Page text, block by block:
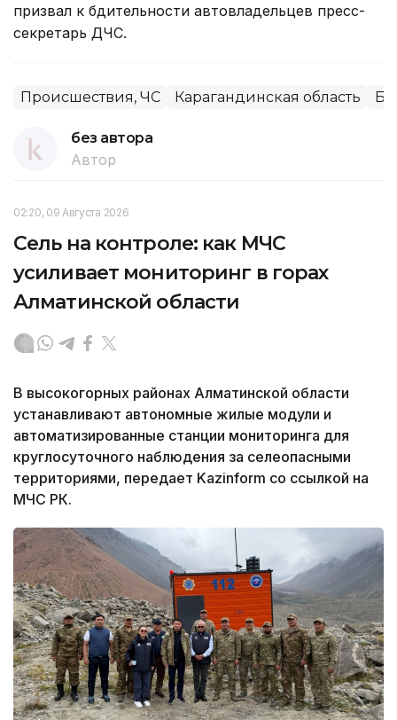
призвал к бдительности автовладельцев пресс-
секретарь ДЧС.
Происшествия, ЧС Карагандинская область
без автора
Автор
02:20, 09 Августа 2026
Сель на контроле: как МЧС
усиливает мониторинг в горах
Алматинской области
В высокогорных районах Алматинской области
устанавливают автономные жилые модули и
автоматизированные станции мониторинга для
круглосуточного наблюдения за селеопасными
территориями, передает Kazinform со ссылкой на
МЧС РК.